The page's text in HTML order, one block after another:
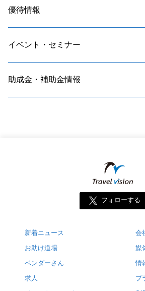
優待情報
イベント・セミナー
助成金・補助金情報
フォローする
新着ニュース
お助け道場
ベンダーさん
求人
会
媒
情
プ